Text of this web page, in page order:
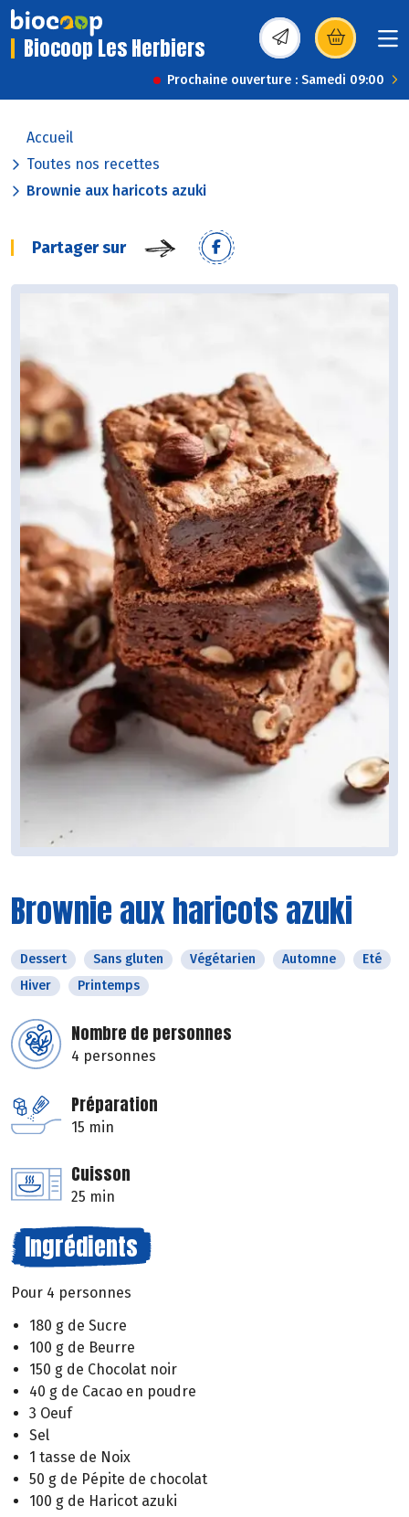
Biocoop Les Herbiers (s’ouvre dans une
Prochaine ouverture : Samedi 09:00
Accueil
Toutes nos recettes
Brownie aux haricots azuki
Partager sur
Brownie aux haricots azuki
Dessert Sans gluten Végétarien Automne
Eté
Hiver
Printemps
Nombre de personnes
4 personnes
Préparation
15 min
Cuisson
25 min
Ingrédients
Pour 4 personnes
180 g de Sucre
100 g de Beurre
150 g de Chocolat noir
40 g de Cacao en poudre
3 Oeuf
Sel
1 tasse de Noix
50 g de Pépite de chocolat
100 g de Haricot azuki